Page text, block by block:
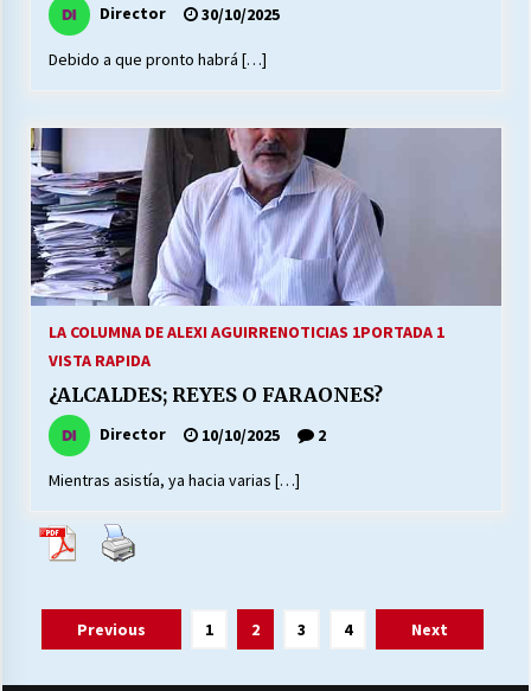
Director 30/10/2025
Debido a que pronto habrá […]
LA COLUMNA DE ALEXI AGUIRRENOTICIAS 1PORTADA 1
VISTA RAPIDA
¿ALCALDES; REYES O FARAONES?
Director 10/10/2025 2
Mientras asistía, ya hacia varias […]
Paginación
Previous 1 2 3 4 Next